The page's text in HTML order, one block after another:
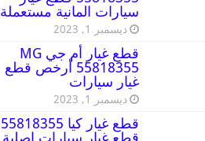
سيارات المانية مستعملة
ديسمبر 1, 2023
قطع غيار أم جي MG
55818355 أرخص قطع
غيار سيارات
ديسمبر 1, 2023
قطع غيار كيا 55818355
قطع غيار سيارات اصلية